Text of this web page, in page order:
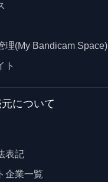
理(My Bandicam Space)
ト
について
表記
企業一覧